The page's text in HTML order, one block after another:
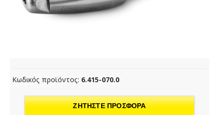
Κωδικός προϊόντος: 6.415-070.0
ΖΗΤΗΣΤΕ ΠΡΟΣΦΟΡΑ